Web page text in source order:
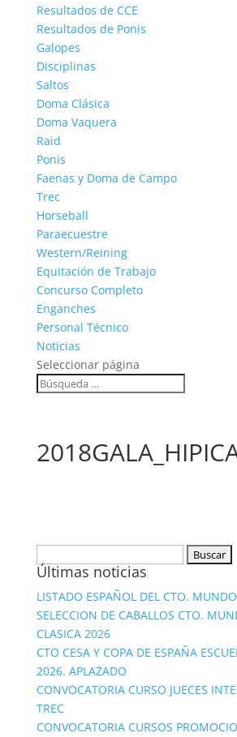
Resultados de CCE
Resultados de Ponis
Galopes
Disciplinas
Saltos
Doma Clásica
Doma Vaquera
Raid
Ponis
Faenas y Doma de Campo
Trec
Horseball
Paraecuestre
Western/Reining
Equitación de Trabajo
Concurso Completo
Enganches
Personal Técnico
Noticias
Seleccionar página
Últimas noticias
LISTADO ESPAÑOL DEL CTO.
SELECCION DE CABALLOS CTO.
CLASICA 2026
CTO CESA Y COPA DE ESPAÑA
2026. APLAZADO
CONVOCATORIA CURSO JUECES
TREC
CONVOCATORIA CURSOS